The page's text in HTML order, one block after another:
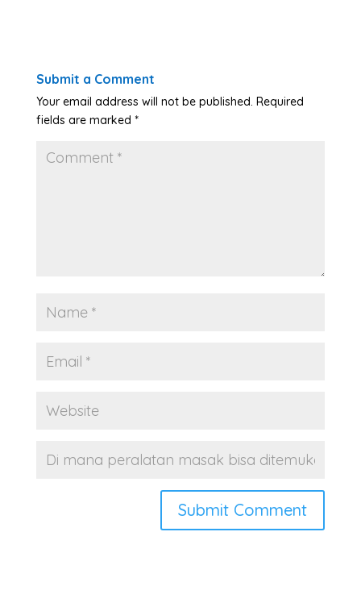
Submit a Comment
Your email address will not be published. Required
fields are marked *